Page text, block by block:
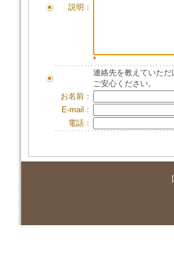
説明：
*
連絡先を教えていた
ご安心ください。
お名前：
E-mail：
電話：